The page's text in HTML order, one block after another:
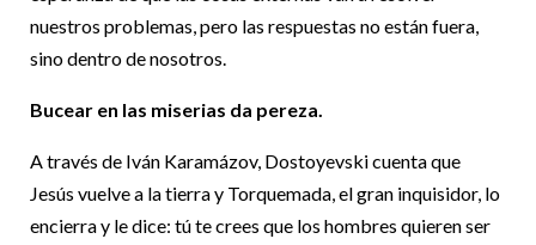
nuestros problemas, pero las respuestas no están fuera,
sino dentro de nosotros.
Bucear en las miserias da pereza.
A través de Iván Karamázov, Dostoyevski cuenta que
Jesús vuelve a la tierra y Torquemada, el gran inquisidor, lo
encierra y le dice: tú te crees que los hombres quieren ser